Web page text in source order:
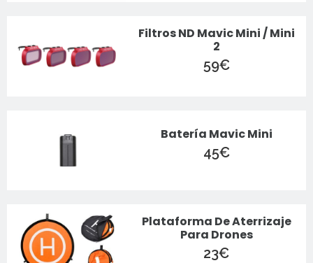
Filtros ND Mavic Mini / Mini
2
59€
Batería Mavic Mini
45€
Plataforma De Aterrizaje
Para Drones
23€